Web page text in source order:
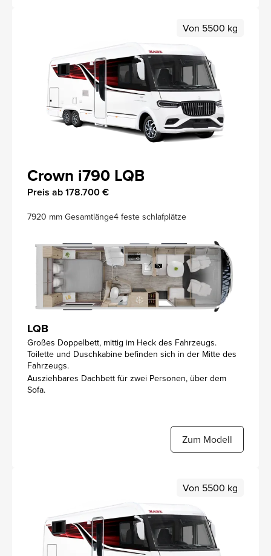
Von 5500 kg
Crown i790 LQB
Preis ab 178.700 €
7920 mm Gesamtlänge4 feste schlafplätze
LQB
Großes Doppelbett, mittig im Heck des Fahrzeugs.
Toilette und Duschkabine befinden sich in der Mitte des
Fahrzeugs.
Ausziehbares Dachbett für zwei Personen, über dem
Sofa.
Zum Modell
Von 5500 kg